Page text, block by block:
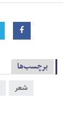
برچسب‌ها
شعر